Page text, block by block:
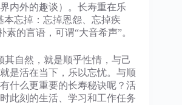
内外的趣谈）。长寿重在乐
本忘掉：忘掉恩怨、忘掉疾
素的言语，可谓“大音希声”。
，就是顺乎性情，与己
是活在当下，乐以忘忧。与顺
什么更重要的长寿秘诀呢？活
此刻的生活、学习和工作任务